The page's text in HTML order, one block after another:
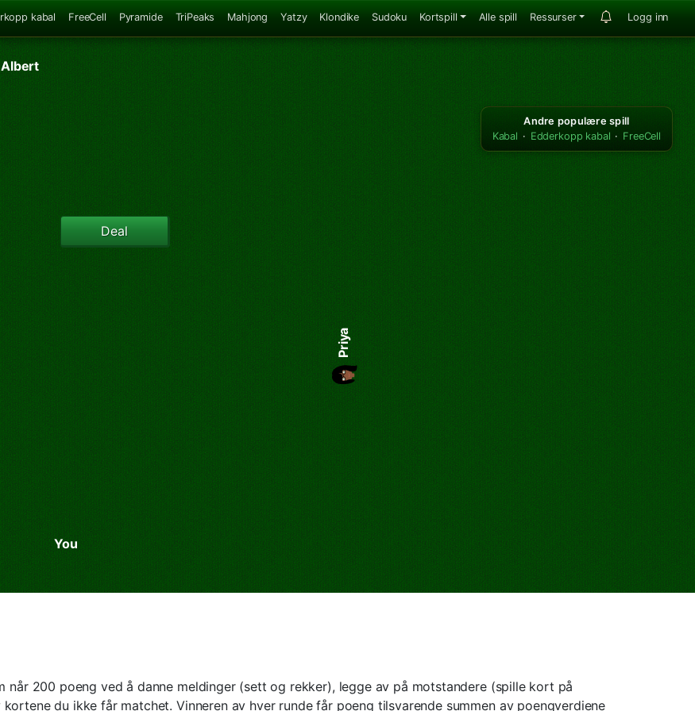
kabal FreeCell Pyramide TriPeaks Mahjong Yatzy Klondike Sudoku Kortspill Alle spill Ressurser Logg inn
Deal
You
Albert
Priya
Andre populære spill
Kabal · Edderkopp kabal · FreeCell
når 200 poeng ved å danne meldinger (sett og rekker), legge av på motstandere (spille kort på
du ikke får matchet. Vinneren av hver runde får poeng tilsvarende summen av poengverdiene